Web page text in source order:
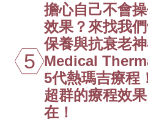
5
擔心自己不會
效果？來找我
保養與抗衰老
Medical
5代熱瑪吉療程
超群的療程效
在！